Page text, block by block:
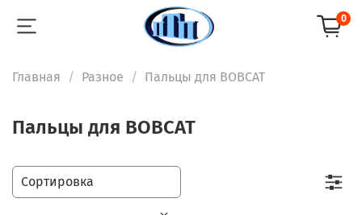
0
Главная Разное Пальцы для BOBCAT
Пальцы для BOBCAT